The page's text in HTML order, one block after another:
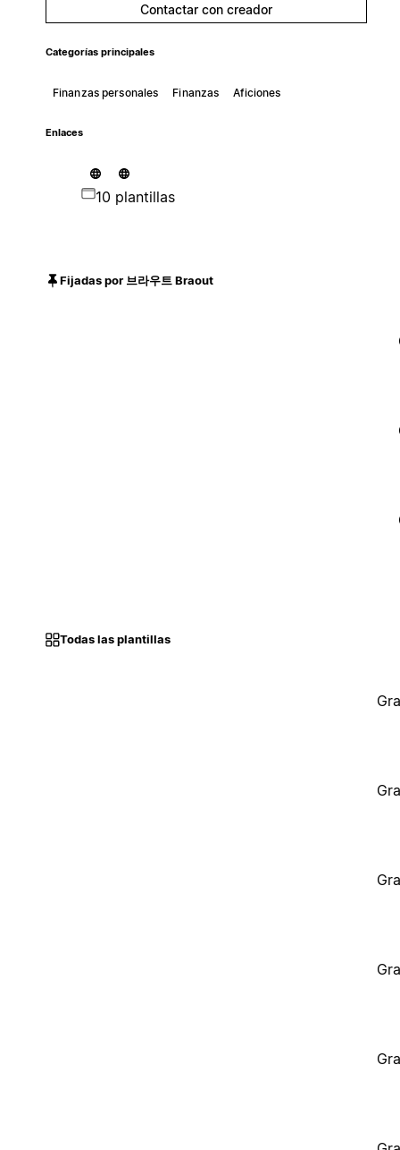
Contactar con creador
Categorías principales
Finanzas personales Finanzas Aficiones
Enlaces
10 plantillas
Fijadas por 브라우트 Braout
Todas las plantillas